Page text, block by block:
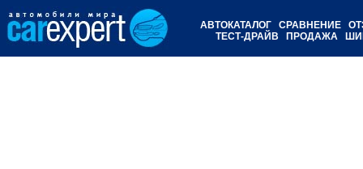
АВТОКАТАЛОГ СРАВНЕНИЕ
ТЕСТ-ДРАЙВ
ПРОДАЖА